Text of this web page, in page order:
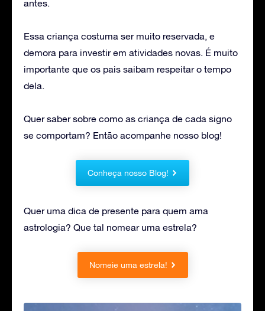
antes.
Essa criança costuma ser muito reservada, e
demora para investir em atividades novas. É muito
importante que os pais saibam respeitar o tempo
dela.
Quer saber sobre como as criança de cada signo
se comportam? Então acompanhe nosso blog!
Conheça nosso Blog!
Quer uma dica de presente para quem ama
astrologia? Que tal nomear uma estrela?
Nomeie uma estrela!